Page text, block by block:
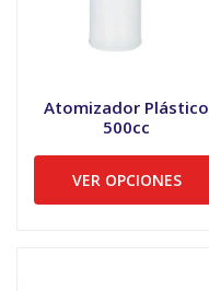
Atomizador Plástico
500cc
VER OPCIONES